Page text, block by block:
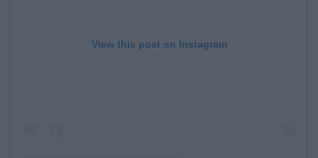
View this post on Instagram